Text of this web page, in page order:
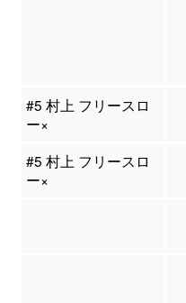
#5 村上 フリースロ
ー×
#5 村上 フリースロ
ー×